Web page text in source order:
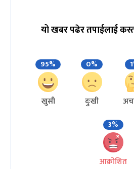
यो खबर पढेर तपाईलाई
95%
खुसी
0%
दुःखी
3%
आक्रोशित